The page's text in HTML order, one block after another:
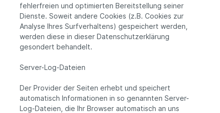
fehlerfreien und optimierten Bereitstellung seiner
Dienste. Soweit andere Cookies (z.B. Cookies zur
Analyse Ihres Surfverhaltens) gespeichert werden,
werden diese in dieser Datenschutzerklärung
gesondert behandelt.
Server-Log-Dateien
Der Provider der Seiten erhebt und speichert
automatisch Informationen in so genannten Server-
Log-Dateien, die Ihr Browser automatisch an uns